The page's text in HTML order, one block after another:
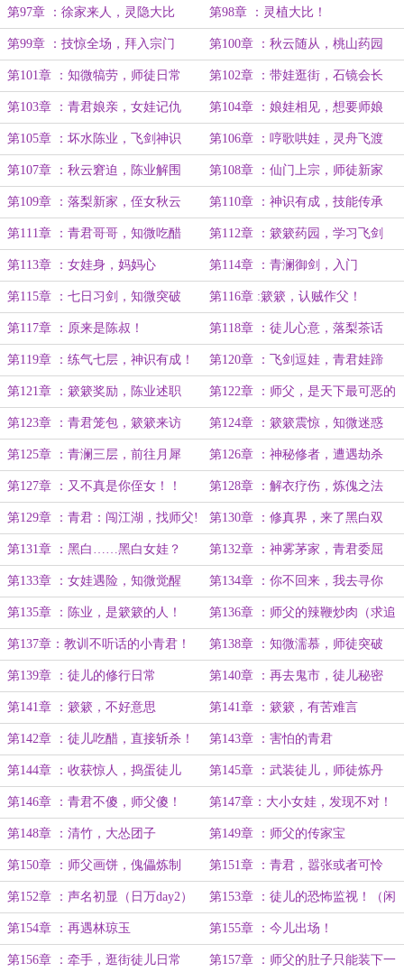
第97章 ：徐家来人，灵隐大比 第98章 ：灵植大比！
第99章 ：技惊全场，拜入宗门 第100章 ：秋云随从，桃山药园
第101章 ：知微犒劳，师徒日常 第102章 ：带娃逛街，石镜会长
第103章 ：青君娘亲，女娃记仇 第104章 ：娘娃相见，想要师娘
第105章 ：坏水陈业，飞剑神识 第106章 ：哼歌哄娃，灵舟飞渡
第107章 ：秋云窘迫，陈业解围 第108章 ：仙门上宗，师徒新家
第109章 ：落梨新家，侄女秋云 第110章 ：神识有成，技能传承
第111章 ：青君哥哥，知微吃醋 第112章 ：簌簌药园，学习飞剑
第113章 ：女娃身，妈妈心 第114章 ：青澜御剑，入门
第115章 ：七日习剑，知微突破 第116章 :簌簌，认贼作父！
第117章 ：原来是陈叔！ 第118章 ：徒儿心意，落梨茶话
第119章 ：练气七层，神识有成！ 第120章 ：飞剑逗娃，青君娃蹄
第121章 ：簌簌奖励，陈业述职 第122章 ：师父，是天下最可恶的
人!
第123章 ：青君笼包，簌簌来访 第124章 ：簌簌震惊，知微迷惑
第125章 ：青澜三层，前往月犀 第126章 ：神秘修者，遭遇劫杀
第127章 ：又不真是你侄女！！ 第128章 ：解衣疗伤，炼傀之法
第129章 ：青君：闯江湖，找师父! 第130章 ：修真界，来了黑白双
煞！
第131章 ：黑白……黑白女娃？ 第132章 ：神雾茅家，青君委屈
第133章 ：女娃遇险，知微觉醒 第134章 ：你不回来，我去寻你
（两章！5k！求追订！）
第135章 ：陈业，是簌簌的人！ 第136章 ：师父的辣鞭炒肉（求追
订！）
第137章：教训不听话的小青君！ 第138章 ：知微濡慕，师徒突破
第139章 ：徒儿的修行日常 第140章 ：再去鬼市，徒儿秘密
（日万求追读）
第141章 ：簌簌，不好意思 第141章 ：簌簌，有苦难言
第142章 ：徒儿吃醋，直接斩杀！ 第143章 ：害怕的青君
第144章 ：收获惊人，捣蛋徒儿 第145章 ：武装徒儿，师徒炼丹
第146章 ：青君不傻，师父傻！ 第147章：大小女娃，发现不对！
第148章 ：清竹，大怂团子 第149章 ：师父的传家宝
第150章 ：师父画饼，傀儡炼制
（日万day1）
第151章 ：青君，嚣张或者可怜
（日万day2）
第152章 ：声名初显（日万day2） 第153章 ：徒儿的恐怖监视！（闲
子，out！）
第154章 ：再遇林琼玉 第155章 ：今儿出场！
第156章 ：牵手，逛街徒儿日常 第157章 ：师父的肚子只能装下一